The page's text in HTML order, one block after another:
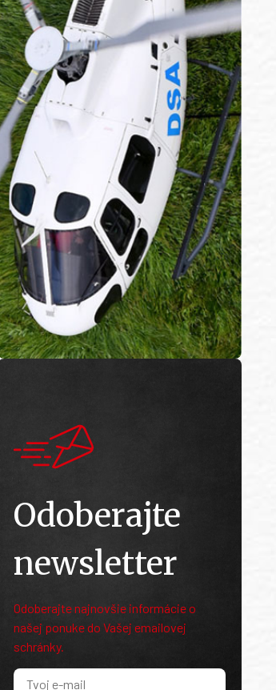
Odoberajte
newsletter
Odoberajte najnovšie informácie o
našej ponuke do Vašej emailovej
schránky.